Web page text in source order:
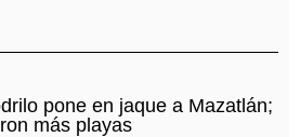
pone en jaque a Mazatlán;
más playas